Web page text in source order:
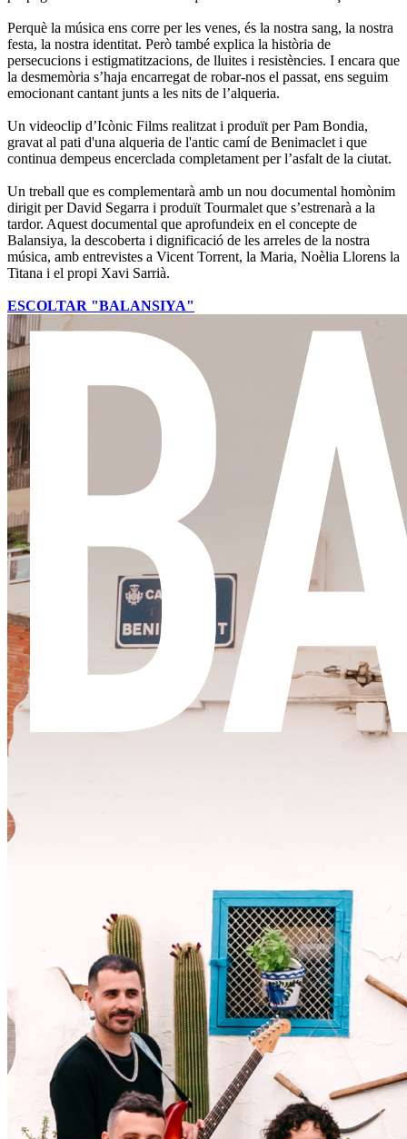
Perquè la música ens corre per les venes, és la nostra sang, la nostra
festa, la nostra identitat. Però també explica la història de
persecucions i estigmatitzacions, de lluites i resistències. I encara que
la desmemòria s’haja encarregat de robar-nos el passat, ens seguim
emocionant cantant junts a les nits de l’alqueria.
Un videoclip d’Icònic Films realitzat i produït per Pam Bondia,
gravat al pati d'una alqueria de l'antic camí de Benimaclet i que
continua dempeus encerclada completament per l’asfalt de la ciutat.
Un treball que es complementarà amb un nou documental homònim
dirigit per David Segarra i produït Tourmalet que s’estrenarà a la
tardor. Aquest documental que aprofundeix en el concepte de
Balansiya, la descoberta i dignificació de les arreles de la nostra
música, amb entrevistes a Vicent Torrent, la Maria, Noèlia Llorens la
Titana i el propi Xavi Sarrià.
ESCOLTAR "BALANSIYA"